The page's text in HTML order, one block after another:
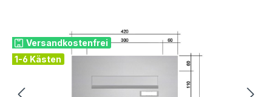
Versandkostenfrei
1-6 Kästen